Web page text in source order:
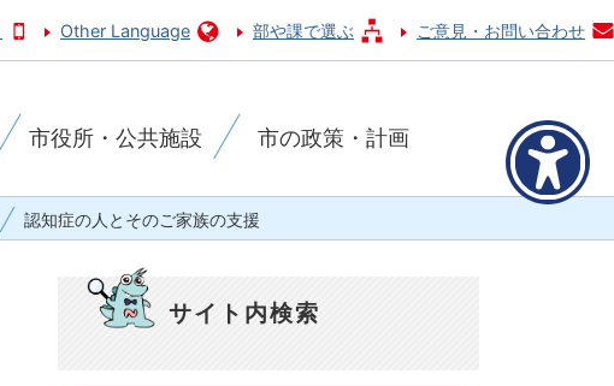
Other Language 部や課で選ぶ ご意見・お問い合わせ
市役所・公共施設 市の政策・計画
認知症の人とそのご家族の支援
サイト内検索